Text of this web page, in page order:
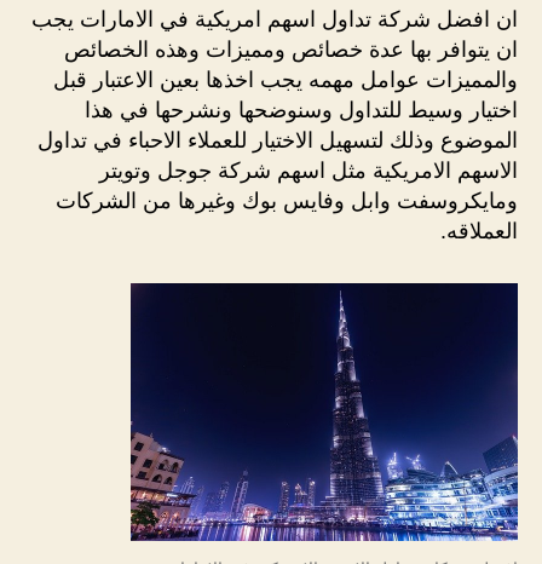
ان افضل شركة تداول اسهم امريكية في الامارات يجب
ان يتوافر بها عدة خصائص ومميزات وهذه الخصائص
والمميزات عوامل مهمه يجب اخذها بعين الاعتبار قبل
اختيار وسيط للتداول وسنوضحها ونشرحها في هذا
الموضوع وذلك لتسهيل الاختيار للعملاء الاحباء في تداول
الاسهم الامريكية مثل اسهم شركة جوجل وتويتر
ومايكروسفت وابل وفايس بوك وغيرها من الشركات
العملاقه.